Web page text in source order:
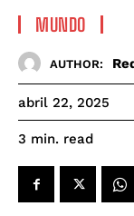
MUNDO
AUTHOR:
abril 22, 2025
3 min. read